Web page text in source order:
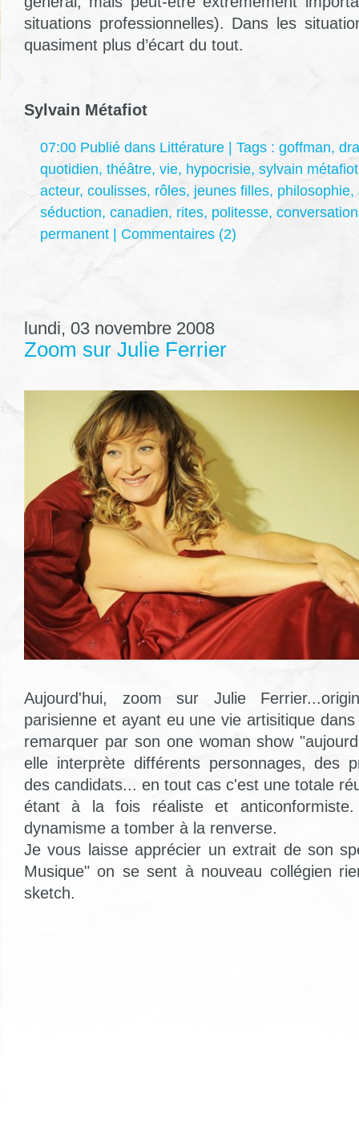
situations professionnelles). Dans les
quasiment plus d’écart du tout.
Sylvain Métafiot
07:00 Publié dans Littérature | Tags : goffman,
quotidien, théâtre, vie, hypocrisie, sylvain métafiot
acteur, coulisses, rôles, jeunes filles, philosophie,
séduction, canadien, rites, politesse,
permanent
Commentaires (2)
lundi, 03 novembre 2008
Zoom sur Julie Ferrier
Aujourd'hui, zoom sur Julie
parisienne et ayant eu une vie artisitique
remarquer par son one woman show
elle interprète différents personnages, des
des candidats... en tout cas c'est une totale
étant à la fois réaliste et
dynamisme a tomber à la renverse.
Je vous laisse apprécier un extrait de son
Musique" on se sent à nouveau collégien
sketch.